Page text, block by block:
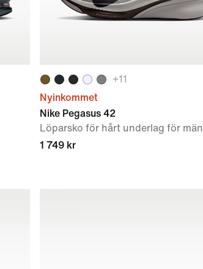
+11
Nyinkommet
Nike Pegasus 42
Löparsko för hårt underlag för män
1 749 kr